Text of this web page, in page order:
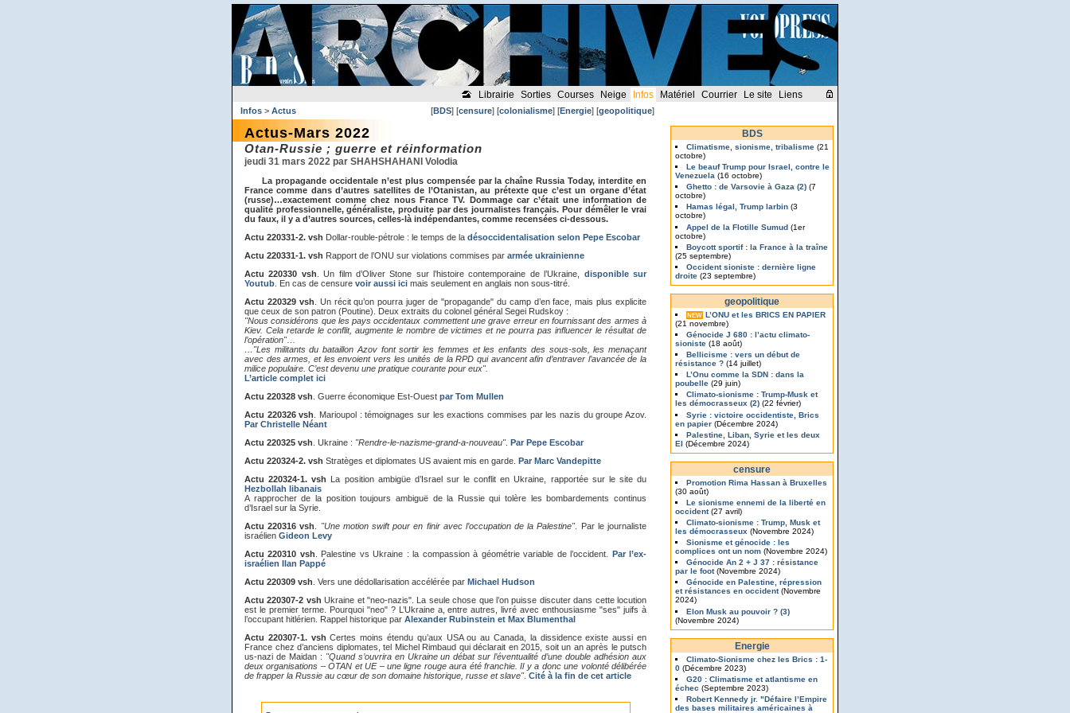
Librairie Sorties Courses Neige Infos Matériel Courrier Le site Liens
[BDS] [censure] [colonialisme] [Energie] [geopolitique]
Infos > Actus
Actus-Mars 2022
Otan-Russie ; guerre et réinformation
jeudi 31 mars 2022 par SHAHSHAHANI Volodia
La propagande occidentale n’est plus compensée par la chaîne Russia Today, interdite en
France comme dans d’autres satellites de l’Otanistan, au prétexte que c’est un organe d’état
(russe)…exactement comme chez nous France TV. Dommage car c’était une information de
qualité professionnelle, généraliste, produite par des journalistes français. Pour démêler le vrai
du faux, il y a d’autres sources, celles-là indépendantes, comme recensées ci-dessous.
Actu 220331-2. vsh Dollar-rouble-pétrole : le temps de la désoccidentalisation selon Pepe Escobar
Actu 220331-1. vsh Rapport de l’ONU sur violations commises par armée ukrainienne
Actu 220330 vsh . Un film d’Oliver Stone sur l’histoire contemporaine de l’Ukraine, disponible sur
Youtub . En cas de censure voir aussi ici mais seulement en anglais non sous-titré.
Actu 220329 vsh . Un récit qu’on pourra juger de "propagande" du camp d’en face, mais plus explicite
que ceux de son patron (Poutine). Deux extraits du colonel général Segei Rudskoy :
"Nous considérons que les pays occidentaux commettent une grave erreur en fournissant des armes à
Kiev. Cela retarde le conflit, augmente le nombre de victimes et ne pourra pas influencer le résultat de
l’opération"…
…"Les militants du bataillon Azov font sortir les femmes et les enfants des sous-sols, les menaçant
avec des armes, et les envoient vers les unités de la RPD qui avancent afin d’entraver l’avancée de la
milice populaire. C’est devenu une pratique courante pour eux".
L’article complet ici
Actu 220328 vsh . Guerre économique Est-Ouest par Tom Mullen
Actu 220326 vsh
. Marioupol : témoignages sur les exactions commises par les nazis du groupe Azov.
Par Christelle Néant
Actu 220325 vsh . Ukraine : "Rendre-le-nazisme-grand-a-nouveau". Par Pepe Escobar
Actu 220324-2. vsh Stratèges et diplomates US avaient mis en garde. Par Marc Vandepitte
Actu 220324-1. vsh La position ambigüe d’Israel sur le conflit en Ukraine, rapportée sur le site du
Hezbollah libanais
A rapprocher de la position toujours ambiguë de la Russie qui tolère les bombardements continus
d’Israel sur la Syrie.
Actu 220316 vsh
"Une motion swift pour en finir avec l’occupation de la Palestine". Par le journaliste
israélien Gideon Levy
Actu 220310 vsh . Palestine vs Ukraine : la compassion à géométrie variable de l’occident. Par l’ex-
israélien Ilan Pappé
Actu 220309 vsh . Vers une dédollarisation accélérée par Michael Hudson
Actu 220307-2 vsh Ukraine et "neo-nazis". La seule chose que l’on puisse discuter dans cette locution
est le premier terme. Pourquoi "neo" ? L’Ukraine a, entre autres, livré avec enthousiasme "ses" juifs à
l’occupant hitlérien. Rappel historique par Alexander Rubinstein et Max Blumenthal
Actu 220307-1. vsh Certes moins étendu qu’aux USA ou au Canada, la dissidence existe aussi en
France chez d’anciens diplomates, tel Michel Rimbaud qui déclarait en 2015, soit un an après le putsch
us-nazi de Maidan : "Quand s’ouvrira en Ukraine un débat sur l’éventualité d’une double adhésion aux
deux organisations – OTAN et UE – une ligne rouge aura été franchie. Il y a donc une volonté délibérée
de frapper la Russie au cœur de son domaine historique, russe et slave". Cité à la fin de cet article
BDS
Climatisme, sionisme, tribalisme (21
octobre)
Le beauf Trump pour Israel, contre le
Venezuela (16 octobre)
Ghetto : de Varsovie à Gaza (2) (7
octobre)
Hamas légal, Trump larbin(3
octobre)
Appel de la Flotille Sumud (1er
octobre)
Boycott sportif : la France à la traîne
(25 septembre)
Occident sioniste : dernière ligne
droite (23 septembre)
geopolitique
NEW L’ONU et les BRICS EN PAPIER
(21 novembre)
Génocide J 680 : l’actu climato-
sioniste (18 août)
Bellicisme : vers un début de
résistance ? (14 juillet)
L’Onu comme la SDN : dans la
poubelle (29 juin)
Climato-sionisme : Trump-Musk et
les démocrasseux (2) (22 février)
Syrie : victoire occidentiste, Brics
en papier (Décembre 2024)
Palestine, Liban, Syrie et les deux
EI (Décembre 2024)
censure
Promotion Rima Hassan à Bruxelles
(30 août)
Le sionisme ennemi de la liberté en
occident(27 avril)
Climato-sionisme : Trump, Musk et
les démocrasseux (Novembre 2024)
Sionisme et génocide : les
complices ont un nom (Novembre 2024)
Génocide An 2 + J 37 : résistance
par le foot(Novembre 2024)
Génocide en Palestine, répression
et résistances en occident(Novembre
2024)
Elon Musk au pouvoir ? (3)
(Novembre 2024)
Energie
Climato-Sionisme chez les Brics : 1-
0 (Décembre 2023)
G20 : Climatisme et atlantisme en
échec (Septembre 2023)
Robert Kennedy jr. "Défaire l’Empire
des bases militaires américaines à